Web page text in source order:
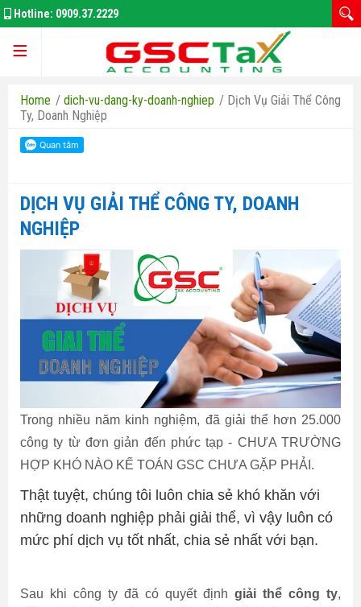
Hotline: 0909.37.2229
Trang chủ
Giới thiệu
Kế Toán Thuế
Đăng Ký Doanh Nghiệp
Thay Đổi GPKD
Bảo Hiểm Xã Hôi
Hóa Đơn Điện Tử
Chữ Ký Số
Thuế thu nhập doanh nghiệp
Thuế thu nhập cá nhân
Thuế xuất nhập khẩu
Thuế tiêu thụ đặc biệt
Luật quản lý thuế
Luật kế toán
Home / dich-vu-dang-ky-doanh-nghiep / Dịch Vụ Giải Thể Công
Ty, Doanh Nghiệp
DỊCH VỤ GIẢI THỂ CÔNG TY, DOANH
NGHIỆP
Trong nhiều năm kinh nghiệm, đã giải thể hơn 25.000
công ty từ đơn giản đến phức tạp - CHƯA TRƯỜNG
HỢP KHÓ NÀO KẾ TOÁN GSC CHƯA GẶP PHẢI.
Thật tuyệt, chúng tôi luôn chia sẻ khó khăn với
những doanh nghiệp phải giải thể, vì vậy luôn có
mức phí dịch vụ tốt nhất, chia sẻ nhất với bạn.
Sau khi công ty đã có quyết định giải thể công ty,